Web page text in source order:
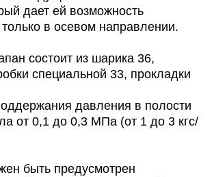
дает ей возможность
в осевом направлении.
состоит из шарика 36,
специальной 33, прокладки
давления в полости
от 0,1 до 0,3 MПa (от 1 до 3 кгс/
быть предусмотрен